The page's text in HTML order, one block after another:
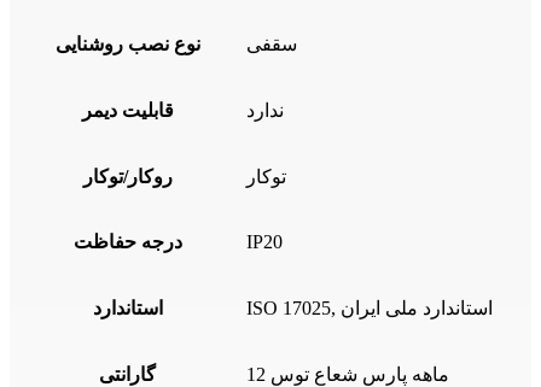
نوع نصب روشنایی سقفی
قابلیت دیمر ندارد
روکار/توکار توکار
درجه حفاظت IP20
استاندارد ISO 17025, استاندارد ملی ایران
گارانتی 12 ماهه پارس شعاع توس